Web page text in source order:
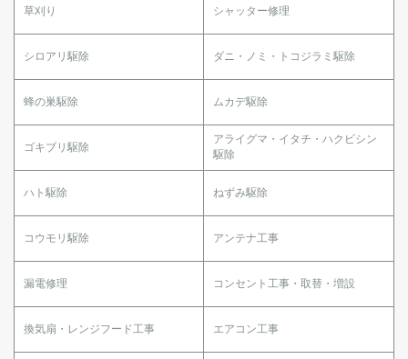
草刈り シャッター修理
シロアリ駆除 ダニ・ノミ・トコジラミ駆除
蜂の巣駆除 ムカデ駆除
ゴキブリ駆除
アライグマ・イタチ・ハクビシン
駆除
ハト駆除 ねずみ駆除
コウモリ駆除 アンテナ工事
漏電修理 コンセント工事・取替・増設
換気扇・レンジフード工事 エアコン工事